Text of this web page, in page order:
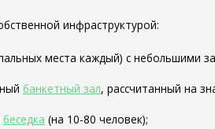
инфраструктурой:
места каждый) с небольшими
банкетный зал, рассчитанный на
беседка (на 10-80 человек);